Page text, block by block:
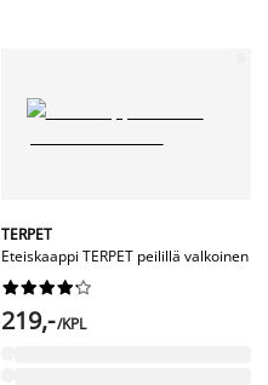
TERPET
Eteiskaappi TERPET peilillä valkoinen






219,-/KPL